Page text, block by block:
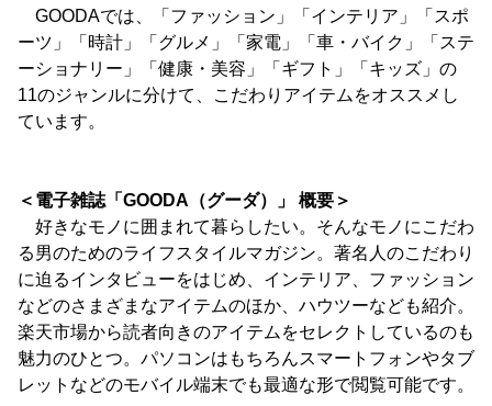
GOODAでは、「ファッション」「インテリア」「スポ
ーツ」「時計」「グルメ」「家電」「車・バイク」「ステ
ーショナリー」「健康・美容」「ギフト」「キッズ」の
11のジャンルに分けて、こだわりアイテムをオススメし
ています。
＜電子雑誌「GOODA（グーダ）」 概要＞
好きなモノに囲まれて暮らしたい。そんなモノにこだわ
る男のためのライフスタイルマガジン。著名人のこだわり
に迫るインタビューをはじめ、インテリア、ファッション
などのさまざまなアイテムのほか、ハウツーなども紹介。
楽天市場から読者向きのアイテムをセレクトしているのも
魅力のひとつ。パソコンはもちろんスマートフォンやタブ
レットなどのモバイル端末でも最適な形で閲覧可能です。